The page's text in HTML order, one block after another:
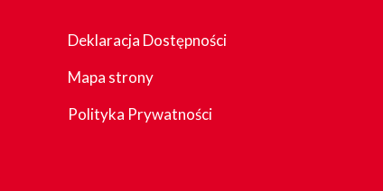
Deklaracja Dostępności
Mapa strony
Polityka Prywatności